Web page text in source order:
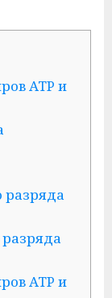
ATP и
разряда
ATP и